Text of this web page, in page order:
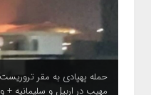
حمله پهپادی به مقر
مهیب در اربیل و سلیمانیه +